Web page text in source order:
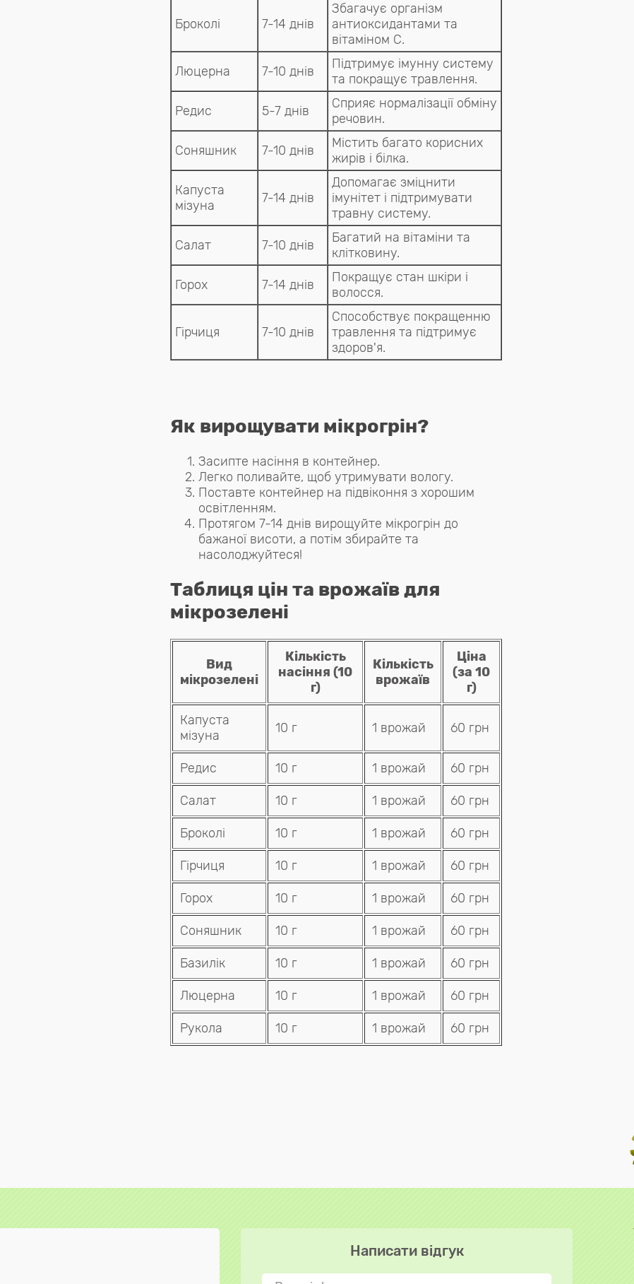
Броколі 7-14 днів
Збагачує організм
антиоксидантами та
вітаміном C.
Люцерна 7-10 днів
Підтримує імунну систему
та покращує травлення.
Редис 5-7 днів
Сприяє нормалізації обміну
речовин.
Соняшник 7-10 днів
Містить багато корисних
жирів і білка.
Капуста
мізуна
7-14 днів
Допомагає зміцнити
імунітет і підтримувати
травну систему.
Салат 7-10 днів
Багатий на вітаміни та
клітковину.
Горох 7-14 днів
Покращує стан шкіри і
волосся.
Гірчиця 7-10 днів
Способствує покращенню
травлення та підтримує
здоров'я.
Як вирощувати мікрогрін?
Засипте насіння в контейнер.
Легко поливайте, щоб утримувати вологу.
Поставте контейнер на підвіконня з хорошим
освітленням.
Протягом 7-14 днів вирощуйте мікрогрін до
бажаної висоти, а потім збирайте та
насолоджуйтеся!
Таблиця цін та врожаїв для
мікрозелені
Вид
мікрозелені
Кількість
насіння (10
г)
Кількість
врожаїв
Ціна
(за 10
г)
Капуста
мізуна
10 г 1 врожай 60 грн
Редис 10 г 1 врожай 60 грн
Салат 10 г 1 врожай 60 грн
Броколі 10 г 1 врожай 60 грн
Гірчиця 10 г 1 врожай 60 грн
Горох 10 г 1 врожай 60 грн
Соняшник 10 г 1 врожай 60 грн
Базилік 10 г 1 врожай 60 грн
Люцерна 10 г 1 врожай 60 грн
Рукола 10 г 1 врожай 60 грн
Написати відгук